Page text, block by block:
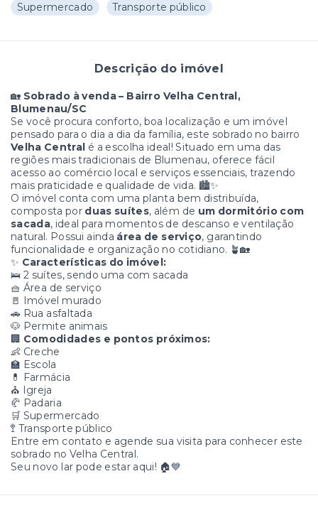
Supermercado
Transporte público
Descrição do imóvel
🏡 Sobrado à venda – Bairro Velha Central,
Blumenau/SC
Se você procura conforto, boa localização e um imóvel
pensado para o dia a dia da família, este sobrado no bairro
Velha Central é a escolha ideal! Situado em uma das
regiões mais tradicionais de Blumenau, oferece fácil
acesso ao comércio local e serviços essenciais, trazendo
mais praticidade e qualidade de vida. 🏙️✨
O imóvel conta com uma planta bem distribuída,
composta por duas suítes, além de um dormitório com
sacada, ideal para momentos de descanso e ventilação
natural. Possui ainda área de serviço, garantindo
funcionalidade e organização no cotidiano. 🪴🏡
✨ Características do imóvel:
🛌 2 suítes, sendo uma com sacada
🧺 Área de serviço
🚪 Imóvel murado
🚗 Rua asfaltada
🐶 Permite animais
🏢 Comodidades e pontos próximos:
👶 Creche
🏫 Escola
💊 Farmácia
⛪ Igreja
🥐 Padaria
🛒 Supermercado
🚏 Transporte público
Entre em contato e agende sua visita para conhecer este
sobrado no Velha Central.
Seu novo lar pode estar aqui! 🏠💙